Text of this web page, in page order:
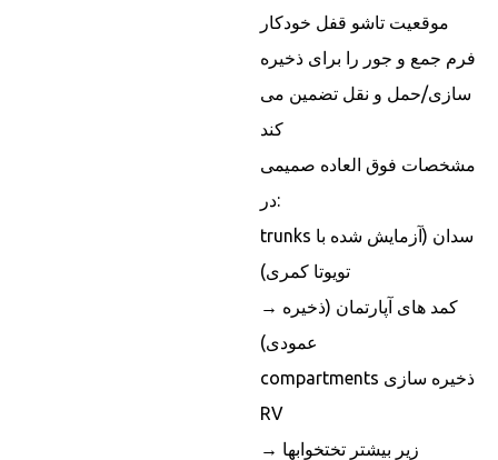
موقعیت تاشو قفل خودکار
فرم جمع و جور را برای ذخیره
سازی/حمل و نقل تضمین می
کند
مشخصات فوق العاده صمیمی
در:
trunks سدان (آزمایش شده با
تویوتا کمری)
→ کمد های آپارتمان (ذخیره
عمودی)
compartments ذخیره سازی
RV
→ زیر بیشتر تختخوابها